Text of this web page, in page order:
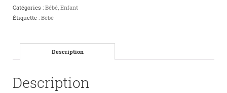
Très
chic
Catégories : Bébé, Enfant
Étiquette : Bébé
Description
Description